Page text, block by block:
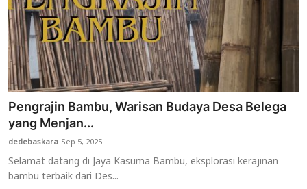
Pengrajin Bambu, Warisan Budaya Desa Belega
yang Menjan...
dedebaskara Sep 5, 2025
Selamat datang di Jaya Kasuma Bambu, eksplorasi kerajinan
bambu terbaik dari Des...